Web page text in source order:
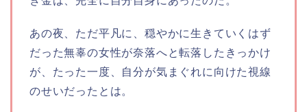
あの夜、ただ平凡に、穏やかに生きていくはず
だった無辜の女性が奈落へと転落したきっかけ
が、たった一度、自分が気まぐれに向けた視線
のせいだったとは。